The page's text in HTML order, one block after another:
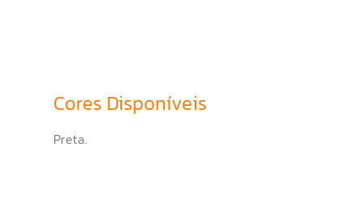
Cores Disponíveis
Preta.